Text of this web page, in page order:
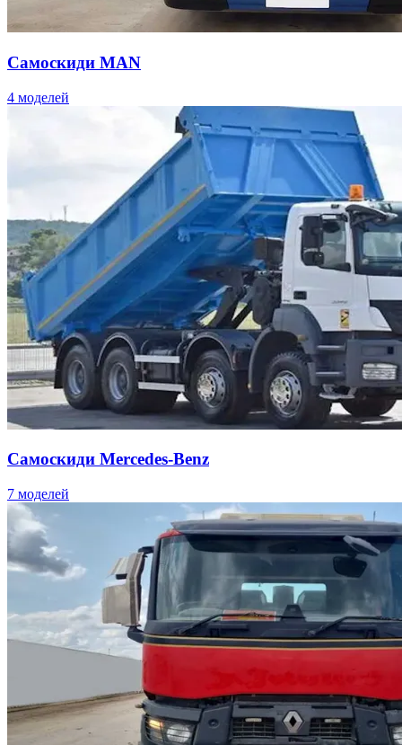
Самоскиди MAN
4 моделей
Самоскиди Mercedes-Benz
7 моделей